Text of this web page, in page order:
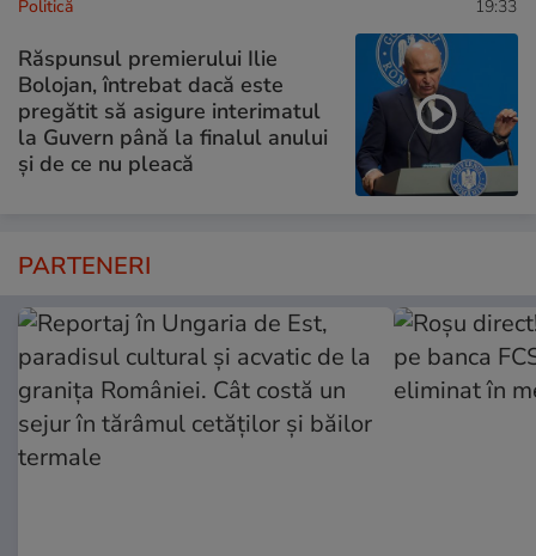
Politică 19:33
Răspunsul premierului Ilie
Bolojan, întrebat dacă este
pregătit să asigure interimatul
la Guvern până la finalul anului
și de ce nu pleacă
PARTENERI